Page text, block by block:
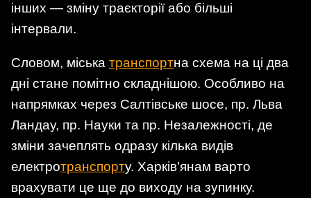
інших — зміну траєкторії або більші
інтервали.
Словом, міська транспортна схема на ці два
дні стане помітно складнішою. Особливо на
напрямках через Салтівське шосе, пр. Льва
Ландау, пр. Науки та пр. Незалежності, де
зміни зачеплять одразу кілька видів
електротранспорту. Харків’янам варто
врахувати це ще до виходу на зупинку.